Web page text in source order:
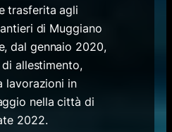
trasferita agli
di Muggiano
dal gennaio 2020,
allestimento,
lavorazioni in
nella città di
2022.